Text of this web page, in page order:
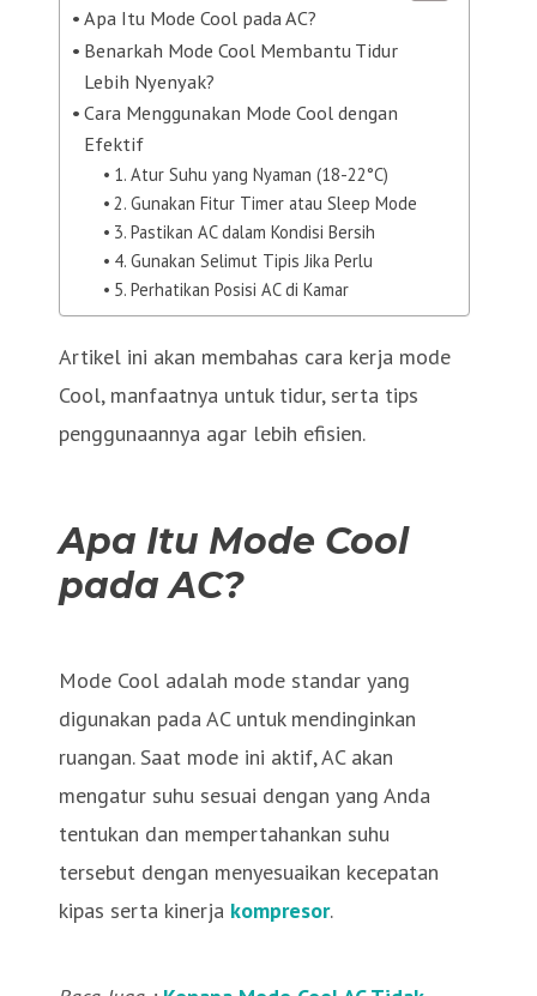
Apa Itu Mode Cool pada AC?
Benarkah Mode Cool Membantu Tidur
Lebih Nyenyak?
Cara Menggunakan Mode Cool dengan
Efektif
1. Atur Suhu yang Nyaman (18-22°C)
2. Gunakan Fitur Timer atau Sleep Mode
3. Pastikan AC dalam Kondisi Bersih
4. Gunakan Selimut Tipis Jika Perlu
5. Perhatikan Posisi AC di Kamar
Artikel ini akan membahas cara kerja mode
Cool, manfaatnya untuk tidur, serta tips
penggunaannya agar lebih efisien.
Apa Itu Mode Cool
pada AC?
Mode Cool adalah mode standar yang
digunakan pada AC untuk mendinginkan
ruangan. Saat mode ini aktif, AC akan
mengatur suhu sesuai dengan yang Anda
tentukan dan mempertahankan suhu
tersebut dengan menyesuaikan kecepatan
kipas serta kinerja kompresor.